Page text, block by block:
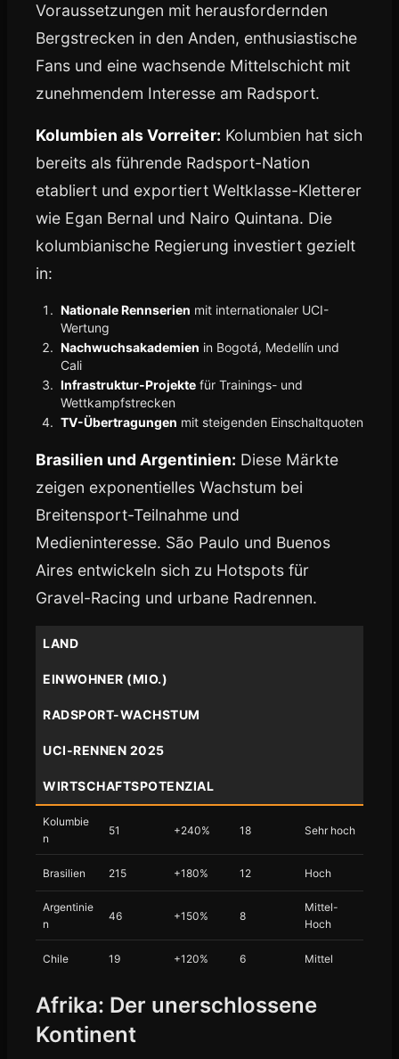
Voraussetzungen mit herausfordernden
Bergstrecken in den Anden, enthusiastische
Fans und eine wachsende Mittelschicht mit
zunehmendem Interesse am Radsport.
Kolumbien als Vorreiter: Kolumbien hat sich
bereits als führende Radsport-Nation
etabliert und exportiert Weltklasse-Kletterer
wie Egan Bernal und Nairo Quintana. Die
kolumbianische Regierung investiert gezielt
in:
Nationale Rennserien mit internationaler UCI-
Wertung
Nachwuchsakademien in Bogotá, Medellín und
Cali
Infrastruktur-Projekte für Trainings- und
Wettkampfstrecken
TV-Übertragungen mit steigenden Einschaltquoten
Brasilien und Argentinien: Diese Märkte
zeigen exponentielles Wachstum bei
Breitensport-Teilnahme und
Medieninteresse. São Paulo und Buenos
Aires entwickeln sich zu Hotspots für
Gravel-Racing und urbane Radrennen.
LAND
EINWOHNER (MIO.)
RADSPORT-WACHSTUM
UCI-RENNEN 2025
WIRTSCHAFTSPOTENZIAL
Kolumbie
n
51 +240% 18 Sehr hoch
Brasilien 215 +180% 12 Hoch
Argentinie
n
46 +150% 8
Mittel-
Hoch
Chile 19 +120% 6 Mittel
Afrika: Der unerschlossene
Kontinent